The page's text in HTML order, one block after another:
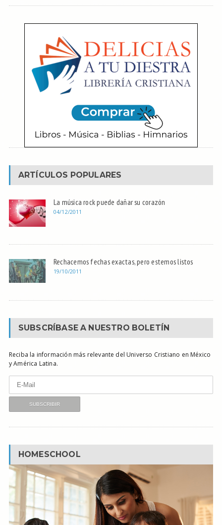
ARTÍCULOS POPULARES
La música rock puede dañar su corazón
04/12/2011
Rechacemos fechas exactas, pero estemos listos
19/10/2011
SUBSCRÍBASE A NUESTRO BOLETÍN
Reciba la información más relevante del Universo Cristiano en México
y América Latina.
HOMESCHOOL